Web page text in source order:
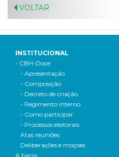
VOLTAR
INSTITUCIONAL
- CBH-Doce
- Apresentação
- Composição
- Decreto de criação
- Regimento interno
- Como participar
- Processos eleitorais
Atas reuniões
Deliberações e moçoes
A bacia